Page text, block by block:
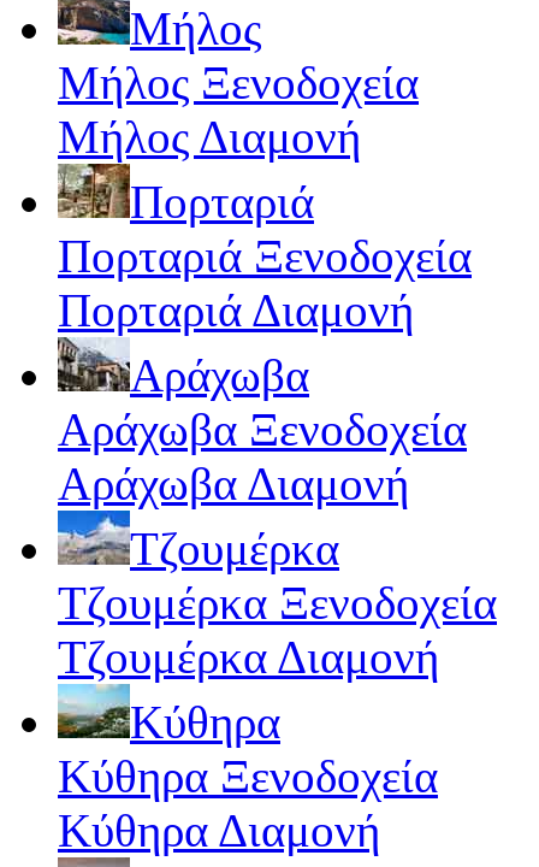
Μήλος
Μήλος Ξενοδοχεία
Μήλος Διαμονή
Πορταριά
Πορταριά Ξενοδοχεία
Πορταριά Διαμονή
Αράχωβα
Αράχωβα Ξενοδοχεία
Αράχωβα Διαμονή
Τζουμέρκα
Τζουμέρκα Ξενοδοχεία
Τζουμέρκα Διαμονή
Κύθηρα
Κύθηρα Ξενοδοχεία
Κύθηρα Διαμονή